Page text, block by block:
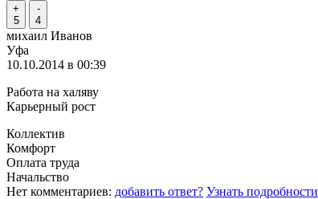
+
5
-
4
михаил Иванов
Уфа
10.10.2014 в 00:39
Работа на халяву
Карьерный рост
Коллектив
Комфорт
Оплата труда
Начальство
Нет комментариев: добавить ответ? Узнать подробности